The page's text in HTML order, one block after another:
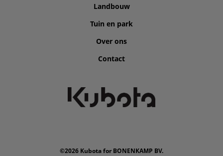
Landbouw
Tuin en park
Over ons
Contact
©2026 Kubota for BONENKAMP BV.